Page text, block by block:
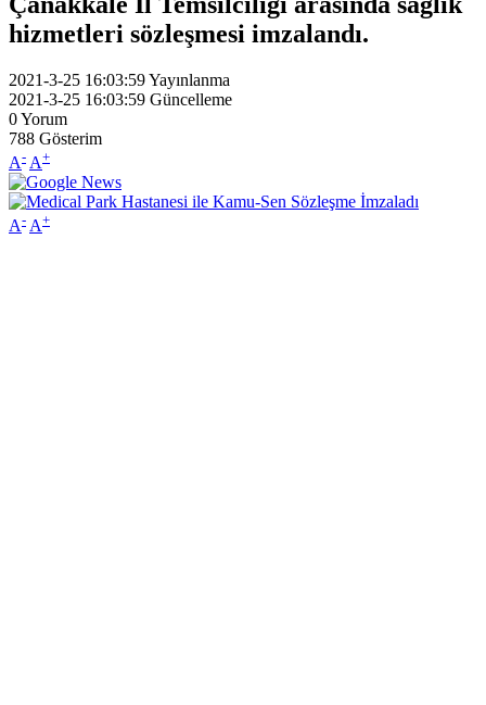
hizmetleri sözleşmesi imzalandı.
2021-3-25 16:03:59Yayınlanma
2021-3-25 16:03:59 Güncelleme
0Yorum
788 Gösterim
A- A+
A- A+